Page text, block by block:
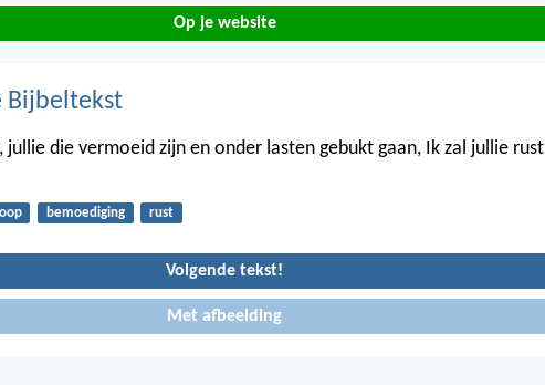
Op je website
Bijbeltekst
jullie die vermoeid zijn en onder lasten gebukt gaan, Ik zal jullie rust
bemoediging rust
Volgende tekst!
Met afbeelding